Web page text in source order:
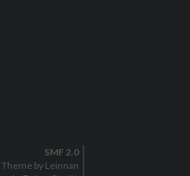
SMF 2.0
Theme by Leinnan